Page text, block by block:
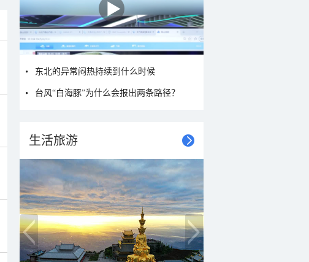
东北的异常闷热持续到什么时候
台风“白海豚”为什么会报出两条路径？
生活旅游